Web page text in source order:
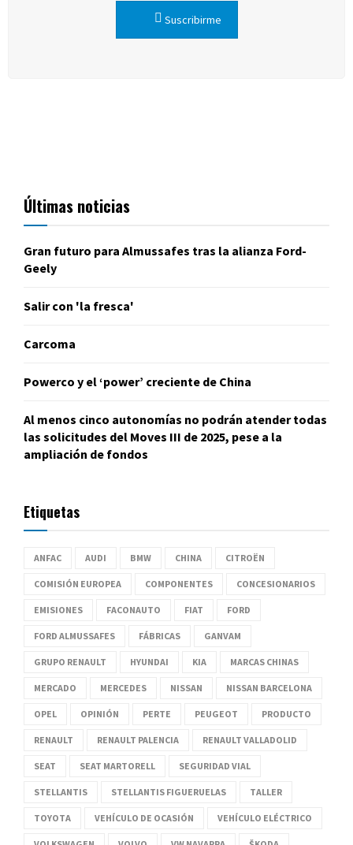
Suscribirme
Últimas noticias
Gran futuro para Almussafes tras la alianza Ford-
Geely
Salir con 'la fresca'
Carcoma
Powerco y el ‘power’ creciente de China
Al menos cinco autonomías no podrán atender todas
las solicitudes del Moves III de 2025, pese a la
ampliación de fondos
Etiquetas
ANFAC AUDI BMW CHINA CITROËN
COMISIÓN EUROPEA COMPONENTES CONCESIONARIOS
EMISIONES FACONAUTO FIAT FORD
FORD ALMUSSAFES FÁBRICAS GANVAM
GRUPO RENAULT HYUNDAI KIA MARCAS CHINAS
MERCADO MERCEDES NISSAN NISSAN BARCELONA
OPEL OPINIÓN PERTE PEUGEOT PRODUCTO
RENAULT RENAULT PALENCIA RENAULT VALLADOLID
SEAT SEAT MARTORELL SEGURIDAD VIAL
STELLANTIS STELLANTIS FIGUERUELAS TALLER
TOYOTA VEHÍCULO DE OCASIÓN VEHÍCULO ELÉCTRICO